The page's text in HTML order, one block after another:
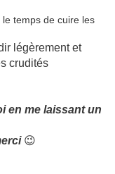
temps de cuire les
légèrement et
crudités
en me laissant un
😉